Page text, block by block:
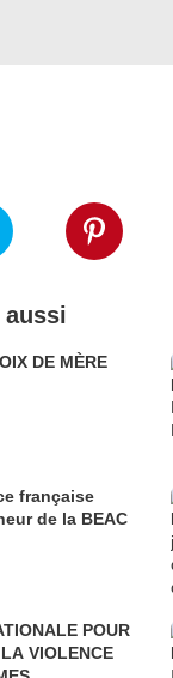
aussi
DE MÈRE
française
de la BEAC
POUR
VIOLENCE